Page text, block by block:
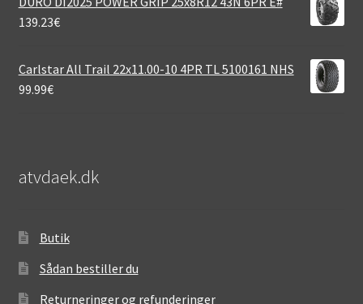
139.23€
Carlstar All Trail 22x11.00-10 4PR TL 5100161 NHS
99.99€
atvdaek.dk
Butik
Sådan bestiller du
Returneringer og refunderinger